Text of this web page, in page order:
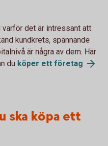
det är intressant att
kundkrets, spännande
är några av dem. Här
du köper ett företag
ska köpa ett